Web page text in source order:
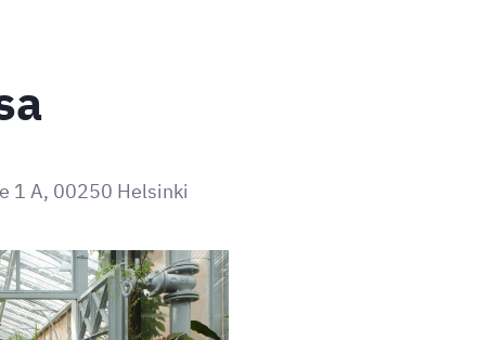
1 A, 00250 Helsinki